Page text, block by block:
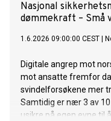
Nasjonal
dømmekraft – Små
1.6.2026 09:00:00 CEST
Digitale angrep mot
mot ansatte fremfor
svindelforsøkene mer
Samtidig er nær 3 av
usikre på egen evne til